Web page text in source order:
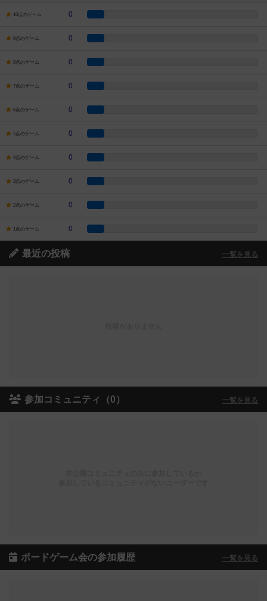
10点のゲーム 0
9点のゲーム 0
8点のゲーム 0
7点のゲーム 0
6点のゲーム 0
5点のゲーム 0
4点のゲーム 0
3点のゲーム 0
2点のゲーム 0
1点のゲーム 0
最近の投稿 一覧を見る
参加コミュニティ（0） 一覧を見る
ボードゲーム会の参加履歴 一覧を見る